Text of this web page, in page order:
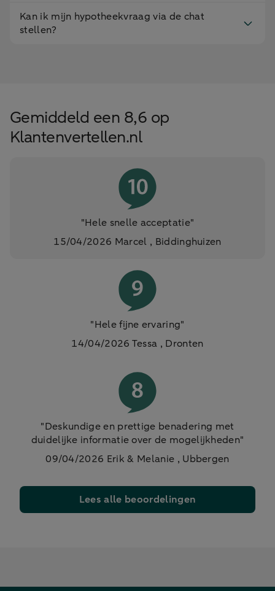
Kan ik mijn hypotheekvraag via de chat
stellen?
Gemiddeld een 8,6 op
Klantenvertellen.nl
"Hele snelle acceptatie"
15/04/2026 Marcel , Biddinghuizen
"Hele fijne ervaring"
14/04/2026 Tessa , Dronten
"Deskundige en prettige benadering met
duidelijke informatie over de mogelijkheden"
09/04/2026 Erik & Melanie , Ubbergen
Lees alle beoordelingen